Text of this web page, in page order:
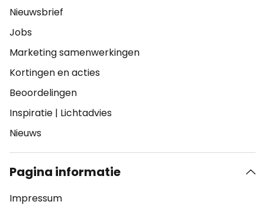
Nieuwsbrief
Jobs
Marketing samenwerkingen
Kortingen en acties
Beoordelingen
Inspiratie | Lichtadvies
Nieuws
Pagina informatie
Impressum